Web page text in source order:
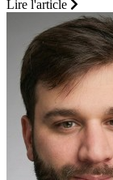
Lire l'article